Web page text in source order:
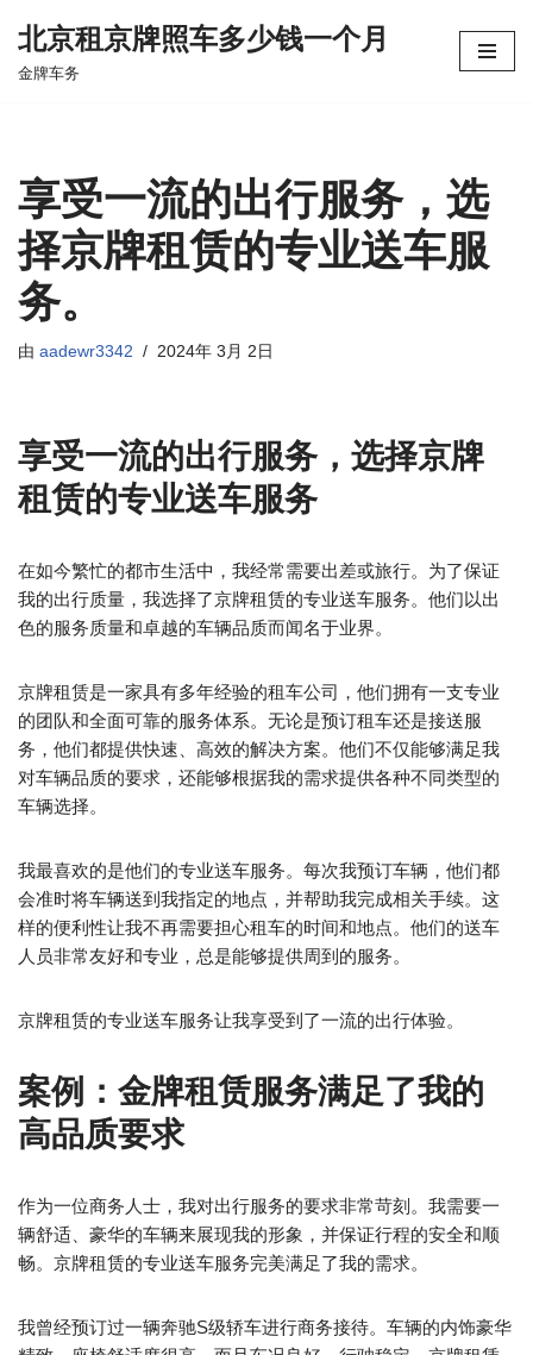
跳
北京租京牌照车多少钱一个月
金牌车务
享受一流的出行服务，选
择京牌租赁的专业送车服
务。
由 aadewr3342 2024年 3月 2日
享受一流的出行服务，选择京牌
租赁的专业送车服务
在如今繁忙的都市生活中，我经常需要出差或旅行。为了保证
我的出行质量，我选择了京牌租赁的专业送车服务。他们以出
色的服务质量和卓越的车辆品质而闻名于业界。
京牌租赁是一家具有多年经验的租车公司，他们拥有一支专业
的团队和全面可靠的服务体系。无论是预订租车还是接送服
务，他们都提供快速、高效的解决方案。他们不仅能够满足我
对车辆品质的要求，还能够根据我的需求提供各种不同类型的
车辆选择。
我最喜欢的是他们的专业送车服务。每次我预订车辆，他们都
会准时将车辆送到我指定的地点，并帮助我完成相关手续。这
样的便利性让我不再需要担心租车的时间和地点。他们的送车
人员非常友好和专业，总是能够提供周到的服务。
京牌租赁的专业送车服务让我享受到了一流的出行体验。
案例：金牌租赁服务满足了我的
高品质要求
作为一位商务人士，我对出行服务的要求非常苛刻。我需要一
辆舒适、豪华的车辆来展现我的形象，并保证行程的安全和顺
畅。京牌租赁的专业送车服务完美满足了我的需求。
我曾经预订过一辆奔驰S级轿车进行商务接待。车辆的内饰豪华